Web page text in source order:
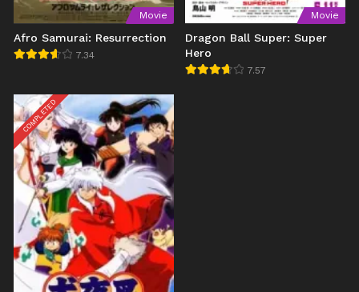
Movie
Afro Samurai: Resurrection
7.34
Movie
Dragon Ball Super: Super
Hero
7.57
COMPLETED